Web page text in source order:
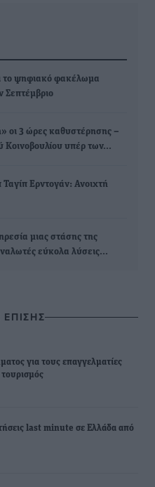
το ψηφιακό φακέλωμα
Σεπτέμβριο
οι 3 ώρες καθυστέρησης –
Κοινοβουλίου υπέρ των…
Ερντογάν: Ανοιχτή
μιας στάσης της
εύκολα λύσεις…
για τους επαγγελματίες
last minute σε Ελλάδα από